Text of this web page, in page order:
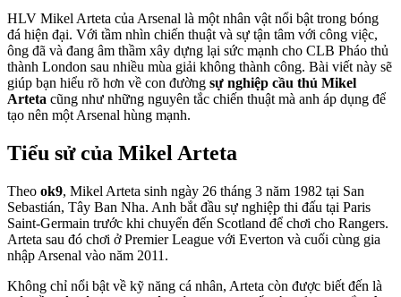
HLV Mikel Arteta của Arsenal là một nhân vật nổi bật trong bóng
đá hiện đại. Với tầm nhìn chiến thuật và sự tận tâm với công việc,
ông đã và đang âm thầm xây dựng lại sức mạnh cho CLB Pháo thủ
thành London sau nhiều mùa giải không thành công. Bài viết này sẽ
giúp bạn hiểu rõ hơn về con đường sự nghiệp cầu thủ Mikel
Arteta cũng như những nguyên tắc chiến thuật mà anh áp dụng để
tạo nên một Arsenal hùng mạnh.
Tiểu sử của Mikel Arteta
Theo ok9, Mikel Arteta sinh ngày 26 tháng 3 năm 1982 tại San
Sebastián, Tây Ban Nha. Anh bắt đầu sự nghiệp thi đấu tại Paris
Saint-Germain trước khi chuyển đến Scotland để chơi cho Rangers.
Arteta sau đó chơi ở Premier League với Everton và cuối cùng gia
nhập Arsenal vào năm 2011.
Không chỉ nổi bật về kỹ năng cá nhân, Arteta còn được biết đến là